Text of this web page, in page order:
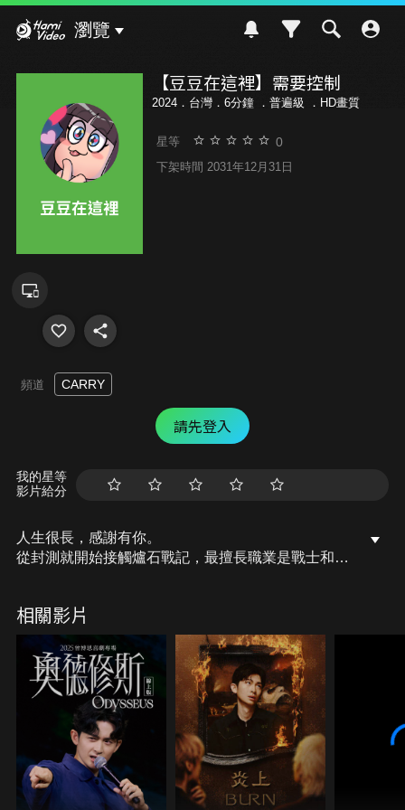
瀏覽
【豆豆在這裡】需要控制
2024．台灣．6分鐘 ． 普遍級 ．HD畫質
星等 0
下架時間 2031年12月31日
頻道 CARRY
請先登入
我的星等
影片給分
人生很長，感謝有你。
從封測就開始接觸爐石戰記，最擅長職業是戰士和牧
醒。
從陰暗幽霾的蛇界森林甦醒吧， 趁此良機，莫再猶
豫，恭請蛇界至尊雙飛寶典！
OSkomodo 還不一起加入蛇教跟著教主一起前進!
相關影片